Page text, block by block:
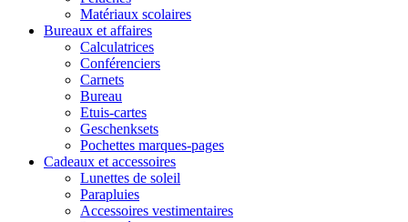
Matériaux scolaires
Bureaux et affaires
Calculatrices
Conférenciers
Carnets
Bureau
Etuis-cartes
Geschenksets
Pochettes marques-pages
Cadeaux et accessoires
Lunettes de soleil
Parapluies
Accessoires vestimentaires